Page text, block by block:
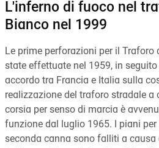
L'inferno di fuoco nel
Bianco nel 1999
Le prime perforazioni per il Traforo
state effettuate nel 1959, in
accordo tra Francia e Italia sulla
realizzazione del traforo stradale a
corsia per senso di marcia è
funzione dal luglio 1965. I piani
seconda canna sono falliti a